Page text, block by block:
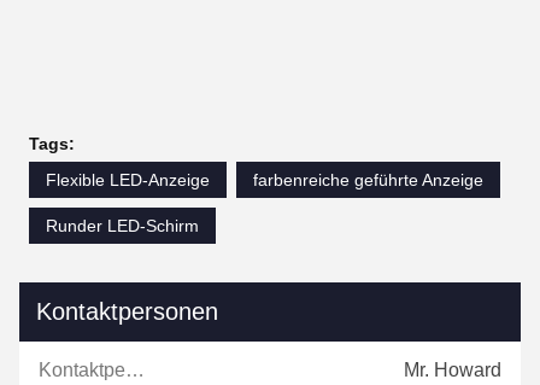
Tags:
Flexible LED-Anzeige
farbenreiche geführte Anzeige
Runder LED-Schirm
Kontaktpersonen
Kontaktpersonen: Mr. Howard